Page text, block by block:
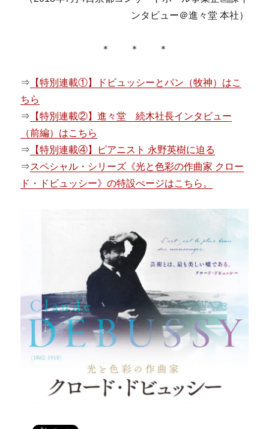
ンタビュー＠進々堂 本社）
＊ ＊ ＊
⇒ 【特別連載①】ドビュッシーとパン（牧神）はこ
ちら
⇒ 【特別連載②】進々堂 続木社長インタビュー
（前編）はこちら
⇒ 【特別連載④】ピアニスト 永野英樹に迫る
⇒スペシャル・シリーズ《光と色彩の作曲家 クロー
ド・ドビュッシー》の特設ぺージはこちら。